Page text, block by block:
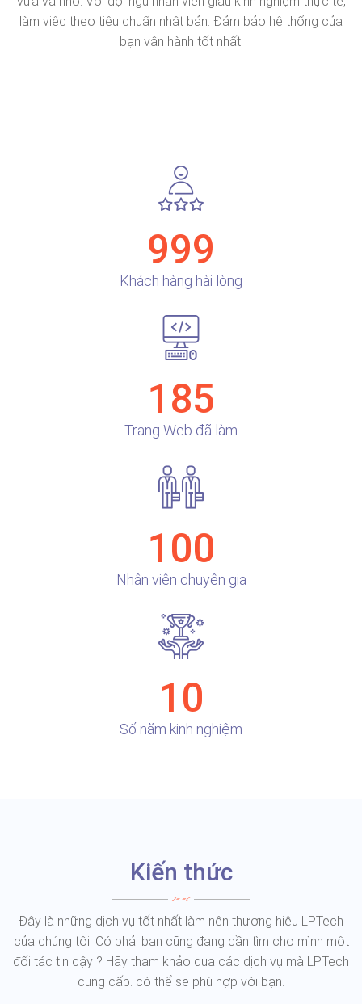
làm việc theo tiêu chuẩn nhật bản. Đảm bảo hệ thống của
bạn vận hành tốt nhất.
999
Khách hàng hài lòng
185
Trang Web đã làm
100
Nhân viên chuyên gia
10
Số năm kinh nghiệm
Kiến thức
Đây là những dịch vụ tốt nhất làm nên thương hiệu LPTech
của chúng tôi. Có phải bạn cũng đang cần tìm cho mình một
đối tác tin cậy ? Hãy tham khảo qua các dịch vụ mà LPTech
cung cấp. có thể sẽ phù hợp với bạn.